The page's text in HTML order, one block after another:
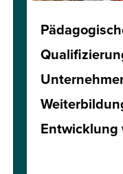
Entwicklung